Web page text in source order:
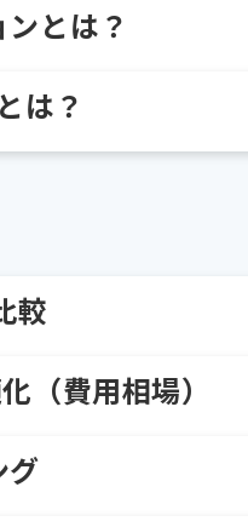
とは？
は？
較
（費用相場）
グ